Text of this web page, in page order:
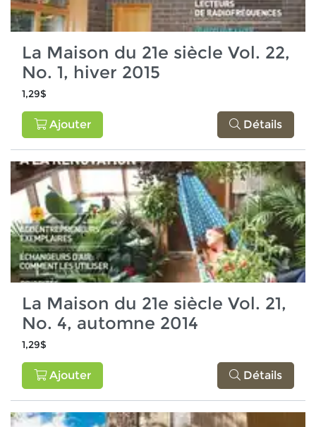
La Maison du 21e siècle Vol. 22,
No. 1, hiver 2015
1,29$
Ajouter Détails
La Maison du 21e siècle Vol. 21,
No. 4, automne 2014
1,29$
Ajouter Détails